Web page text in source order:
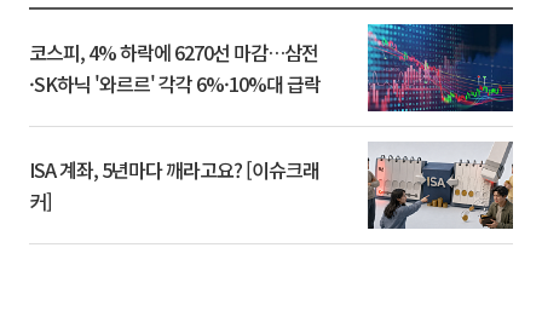
코스피, 4% 하락에 6270선 마감…삼전
·SK하닉 '와르르' 각각 6%·10%대 급락
ISA 계좌, 5년마다 깨라고요? [이슈크래
커]